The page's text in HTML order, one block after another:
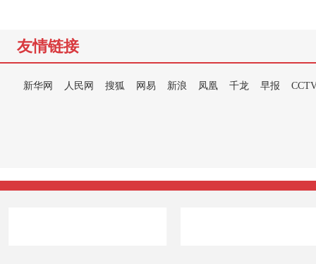
友情链接
新华网 人民网 搜狐 网易 新浪 凤凰 千龙 早报